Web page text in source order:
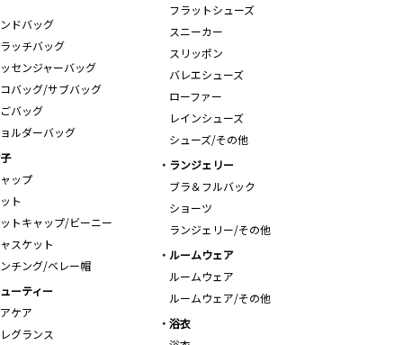
ドバッグ
ッチバッグ
センジャーバッグ
バッグ/サブバッグ
バッグ
ルダーバッグ
フラットシューズ
スニーカー
スリッポン
バレエシューズ
ローファー
レインシューズ
シューズ/その他
ップ
ト
トキャップ/ビーニー
スケット
チング/ベレー帽
ランジェリー
ブラ＆フルバック
ショーツ
ランジェリー/その他
ルームウェア
ルームウェア
ルームウェア/その他
ーティー
ケア
グランス
浴衣